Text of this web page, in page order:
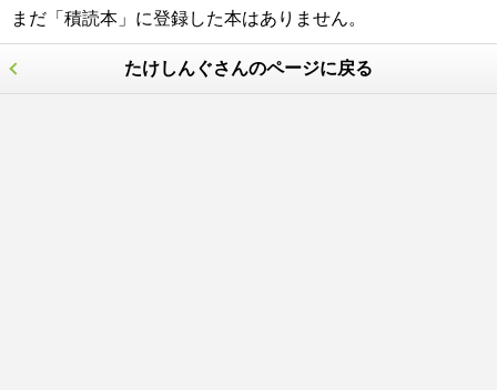
まだ「積読本」に登録した本はありません。
たけしんぐさんのページに戻る